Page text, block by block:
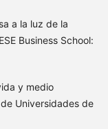
a la luz de la
Business School:
y medio
Universidades de